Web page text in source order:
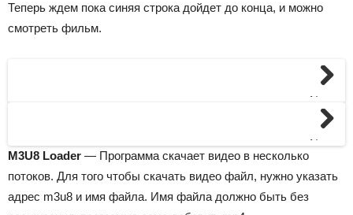
Теперь ждем пока синяя строка дойдет до конца, и можно
смотреть фильм.
Next
Next
M3U8 Loader — Программа скачает видео в несколько
потоков. Для того чтобы скачать видео файл, нужно указать
адрес m3u8 и имя файла. Имя файла должно быть без